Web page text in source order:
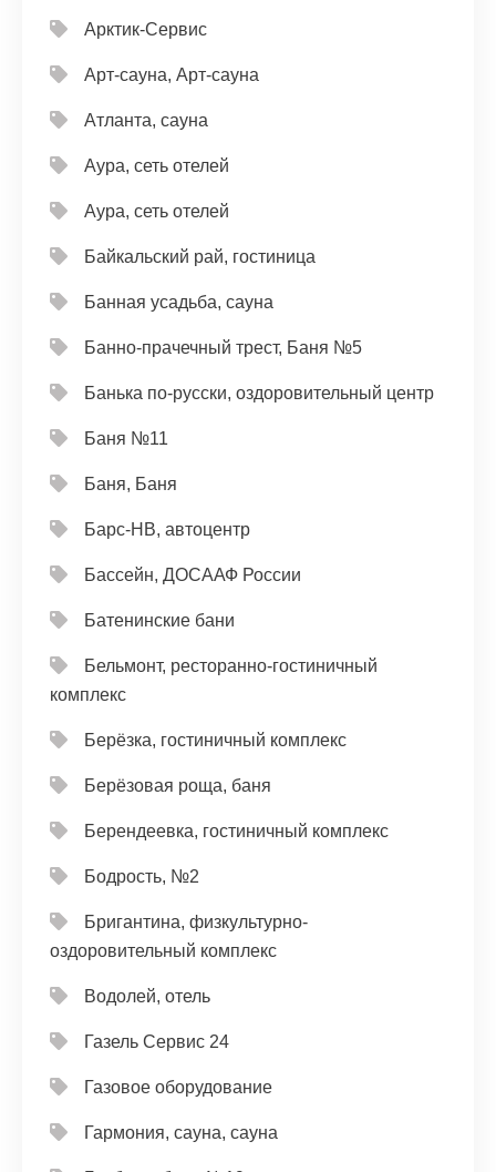
Арктик-Сервис
Арт-сауна, Арт-сауна
Атланта, сауна
Аура, сеть отелей
Аура, сеть отелей
Байкальский рай, гостиница
Банная усадьба, сауна
Банно-прачечный трест, Баня №5
Банька по-русски, оздоровительный центр
Баня №11
Баня, Баня
Барс-НВ, автоцентр
Бассейн, ДОСААФ России
Батенинские бани
Бельмонт, ресторанно-гостиничный
комплекс
Берёзка, гостиничный комплекс
Берёзовая роща, баня
Берендеевка, гостиничный комплекс
Бодрость, №2
Бригантина, физкультурно-
оздоровительный комплекс
Водолей, отель
Газель Сервис 24
Газовое оборудование
Гармония, сауна, сауна